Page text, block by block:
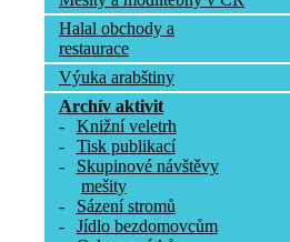
Halal obchody a
restaurace
Výuka arabštiny
Archív aktivit
-
Knižní veletrh
-
Tisk publikací
-
Skupinové návštěvy
mešity
-
Sázení stromů
-
Jídlo bezdomovcům